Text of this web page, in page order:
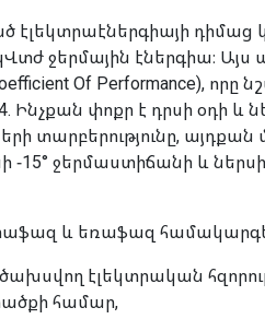
դիմաց
ջերմային էներգիա։ Այս
Of Performance),
Ինչքան փոքր է դրսի օդի և
տարբերությունը, այդքան
-15° ջերմաստիճանի և ներսի
և եռաֆազ
էլեկտրական
համար,